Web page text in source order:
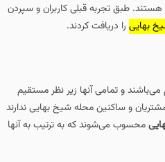
طبق تجربه قبلی کاربران و سپردن
بهایی را دریافت کردند.
و تمامی آنها زیر نظر مستقیم
و ساکنین محله شیخ بهایی ندارند
محسوب می‌شوند که به ترتیب به آنها